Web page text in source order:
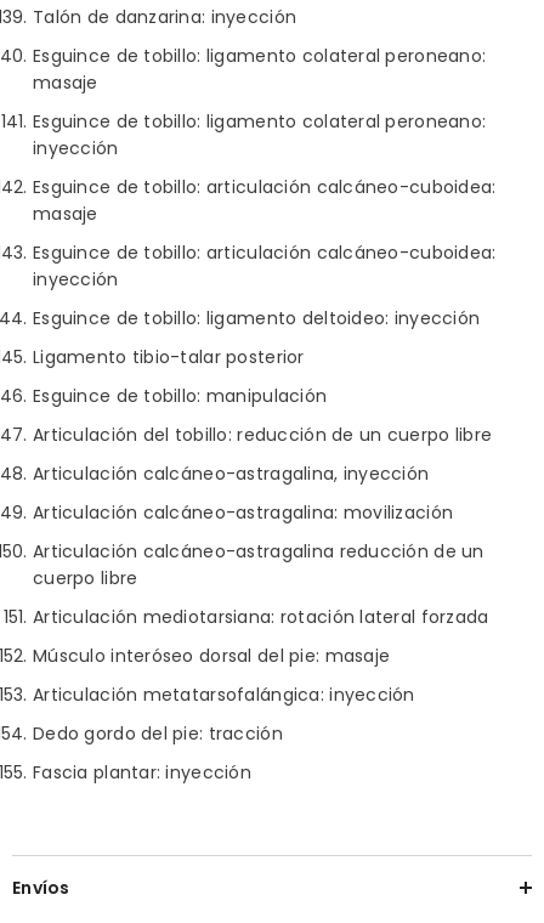
Talón de danzarina: inyección
Esguince de tobillo: ligamento colateral peroneano:
masaje
Esguince de tobillo: ligamento colateral peroneano:
inyección
Esguince de tobillo: articulación calcáneo-cuboidea:
masaje
Esguince de tobillo: articulación calcáneo-cuboidea:
inyección
Esguince de tobillo: ligamento deltoideo: inyección
Ligamento tibio-talar posterior
Esguince de tobillo: manipulación
Articulación del tobillo: reducción de un cuerpo libre
Articulación calcáneo-astragalina, inyección
Articulación calcáneo-astragalina: movilización
Articulación calcáneo-astragalina reducción de un
cuerpo libre
Articulación mediotarsiana: rotación lateral forzada
Músculo interóseo dorsal del pie: masaje
Articulación metatarsofalángica: inyección
Dedo gordo del pie: tracción
Fascia plantar: inyección
Envíos